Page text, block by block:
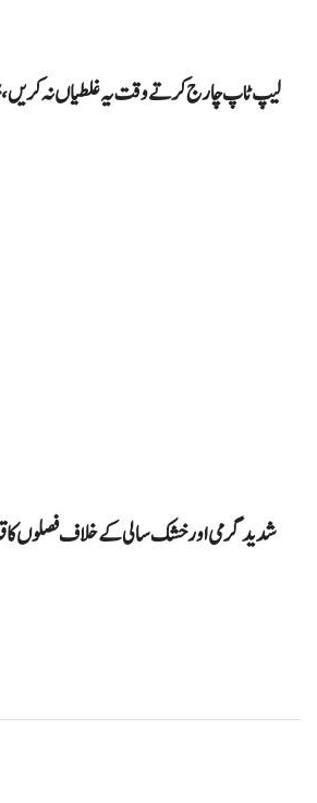
لیپ ٹاپ چارج کرتے وقت یہ غلطیاں نہ کریں،
شدید گرمی اور خشک سالی کے خلاف فصلوں